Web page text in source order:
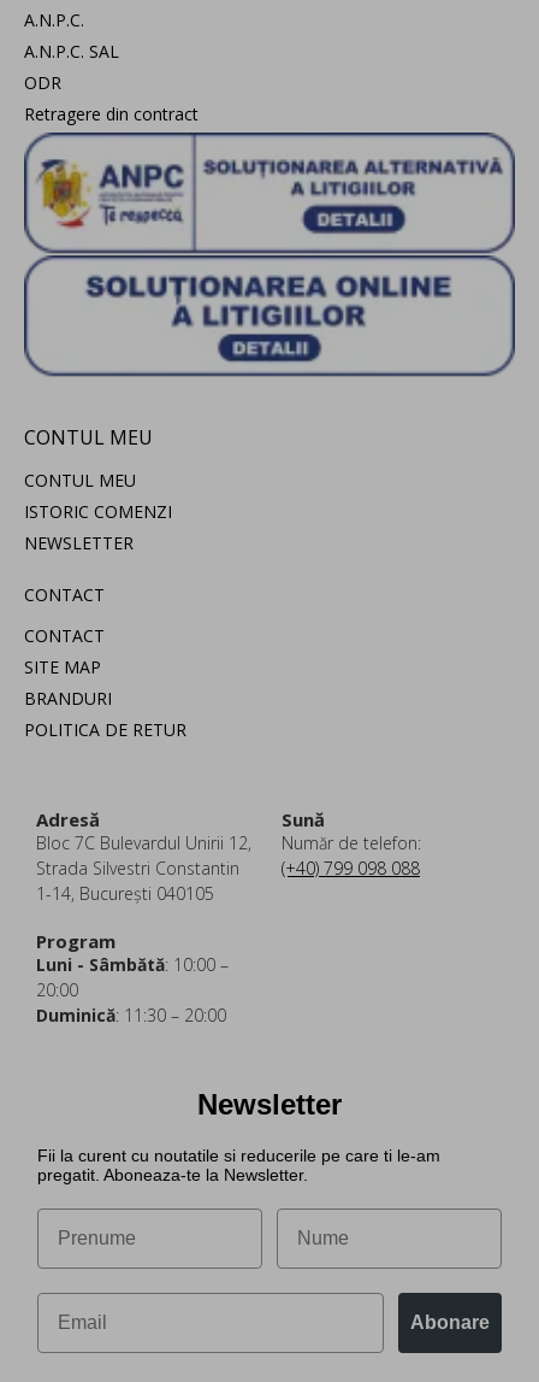
A.N.P.C.
A.N.P.C. SAL
ODR
Retragere din contract
CONTUL MEU
CONTUL MEU
ISTORIC COMENZI
NEWSLETTER
CONTACT
CONTACT
SITE MAP
BRANDURI
POLITICA DE RETUR
Adresă
Bloc 7C Bulevardul Unirii 12,
Strada Silvestri Constantin
1-14, București 040105
Sună
Număr de telefon:
(+40) 799 098 088
Program
Luni - Sâmbătă: 10:00 –
20:00
Duminică: 11:30 – 20:00
Newsletter
Fii la curent cu noutatile si reducerile pe care ti le-am
pregatit. Aboneaza-te la Newsletter.
Abonare